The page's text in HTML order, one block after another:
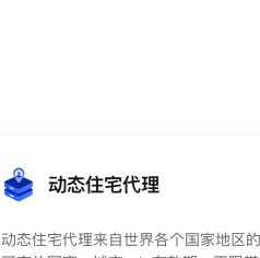
动态住宅代理
动态住宅代理来自世界各个国家地区